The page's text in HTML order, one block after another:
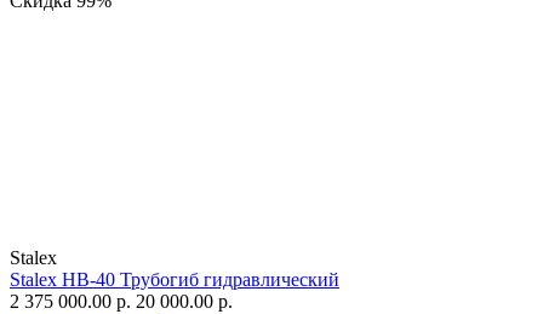
Stalex
Stalex HB-40 Трубогиб гидравлический
2 375 000.00 р. 20 000.00 р.